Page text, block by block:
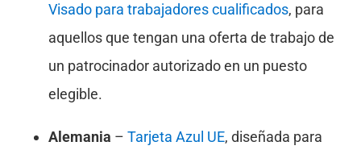
Visado para trabajadores cualificados, para
aquellos que tengan una oferta de trabajo de
un patrocinador autorizado en un puesto
elegible.
Alemania – Tarjeta Azul UE, diseñada para